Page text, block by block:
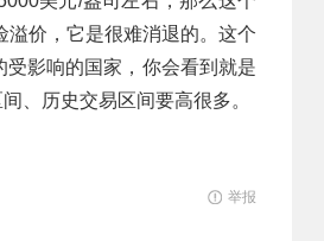
溢价，它是很难消退的。这个
影响的国家，你会看到就是
、历史交易区间要高很多。
举报